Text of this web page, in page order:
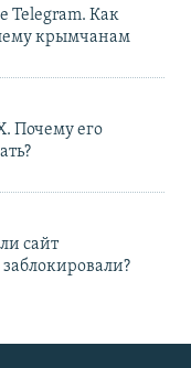
Telegram. Как
крымчанам
Почему его
сайт